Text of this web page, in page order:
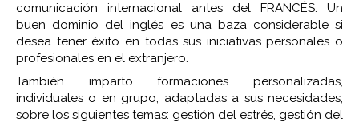
comunicación internacional antes del FRANCÉS. Un
buen dominio del inglés es una baza considerable si
desea tener éxito en todas sus iniciativas personales o
profesionales en el extranjero.
También imparto formaciones personalizadas,
individuales o en grupo, adaptadas a sus necesidades,
sobre los siguientes temas: gestión del estrés, gestión del